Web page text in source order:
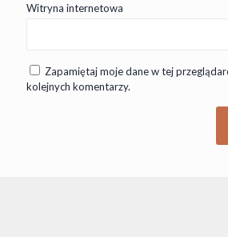
Witryna internetowa
Zapamiętaj moje dane w tej
kolejnych komentarzy.